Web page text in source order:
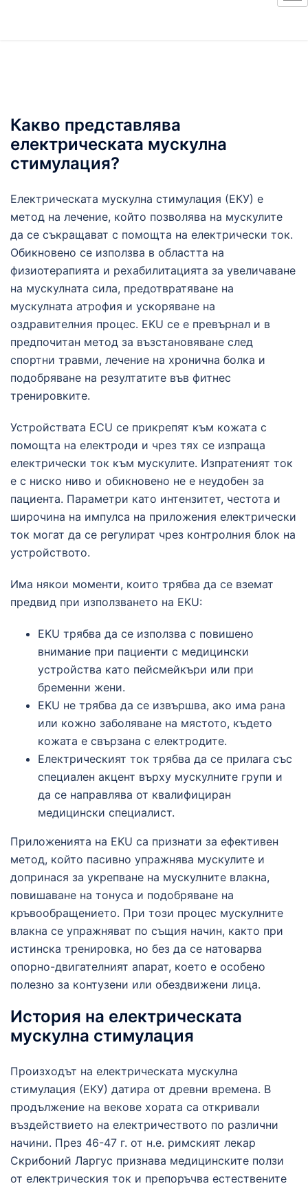
Какво представлява
електрическата мускулна
стимулация?
Електрическата мускулна стимулация (ЕКУ) е
метод на лечение, който позволява на мускулите
да се съкращават с помощта на електрически ток.
Обикновено се използва в областта на
физиотерапията и рехабилитацията за увеличаване
на мускулната сила, предотвратяване на
мускулната атрофия и ускоряване на
оздравителния процес. EKU се е превърнал и в
предпочитан метод за възстановяване след
спортни травми, лечение на хронична болка и
подобряване на резултатите във фитнес
тренировките.
Устройствата ECU се прикрепят към кожата с
помощта на електроди и чрез тях се изпраща
електрически ток към мускулите. Изпратеният ток
е с ниско ниво и обикновено не е неудобен за
пациента. Параметри като интензитет, честота и
широчина на импулса на приложения електрически
ток могат да се регулират чрез контролния блок на
устройството.
Има някои моменти, които трябва да се вземат
предвид при използването на EKU:
EKU трябва да се използва с повишено
внимание при пациенти с медицински
устройства като пейсмейкъри или при
бременни жени.
EKU не трябва да се извършва, ако има рана
или кожно заболяване на мястото, където
кожата е свързана с електродите.
Електрическият ток трябва да се прилага със
специален акцент върху мускулните групи и
да се направлява от квалифициран
медицински специалист.
Приложенията на EKU са признати за ефективен
метод, който пасивно упражнява мускулите и
допринася за укрепване на мускулните влакна,
повишаване на тонуса и подобряване на
кръвообращението. При този процес мускулните
влакна се упражняват по същия начин, както при
истинска тренировка, но без да се натоварва
опорно-двигателният апарат, което е особено
полезно за контузени или обездвижени лица.
История на електрическата
мускулна стимулация
Произходът на електрическата мускулна
стимулация (ЕКУ) датира от древни времена. В
продължение на векове хората са откривали
въздействието на електричеството по различни
начини. През 46-47 г. от н.е. римският лекар
Скрибоний Ларгус признава медицинските ползи
от електрическия ток и препоръчва естествените